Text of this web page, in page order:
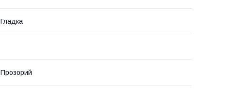
Гладка
Прозорий